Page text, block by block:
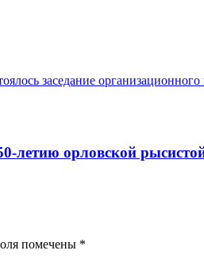
орловской
помечены *